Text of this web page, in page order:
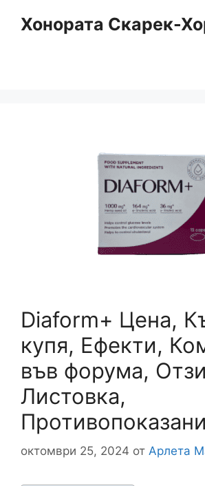
съдържанието
Хонората Скарек-
Diaform+ Цена,
купя, Ефекти,
във форума,
Листовка,
октомври 25, 2024 от Арлета